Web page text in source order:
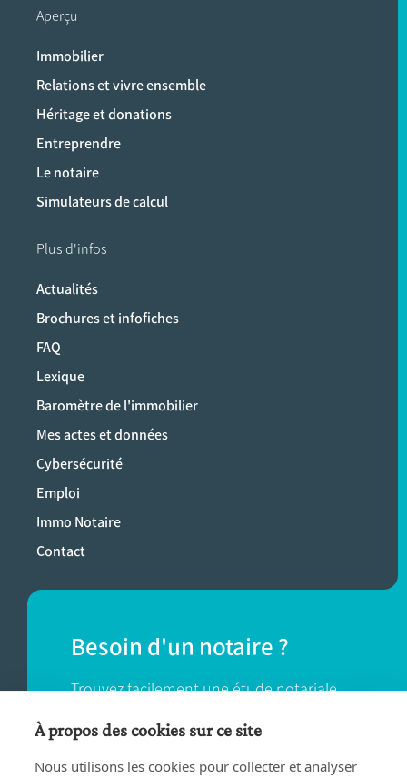
Aperçu
Immobilier
Relations et vivre ensemble
Héritage et donations
Entreprendre
Le notaire
Simulateurs de calcul
Plus d'infos
Actualités
Brochures et infofiches
FAQ
Lexique
Baromètre de l'immobilier
Mes actes et données
Cybersécurité
Emploi
Immo Notaire
Contact
Besoin d'un notaire ?
Trouvez facilement une étude notariale
près de chez vous.
TROUVER UN NOTAIRE
À propos des cookies sur ce site
Nous utilisons les cookies pour collecter et analyser